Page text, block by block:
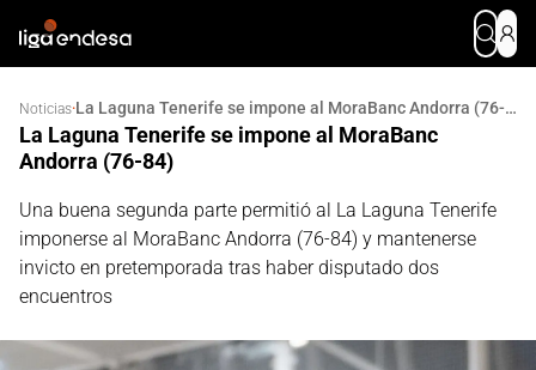
Noticias· La Laguna Tenerife se impone al MoraBanc Andorra (76-84)
La Laguna Tenerife se impone al MoraBanc
Andorra (76-84)
Una buena segunda parte permitió al La Laguna Tenerife
imponerse al MoraBanc Andorra (76-84) y mantenerse
invicto en pretemporada tras haber disputado dos
encuentros